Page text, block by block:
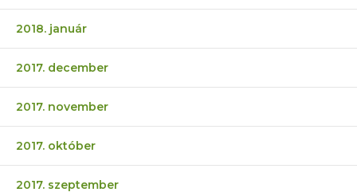
2018. január
2017. december
2017. november
2017. október
2017. szeptember